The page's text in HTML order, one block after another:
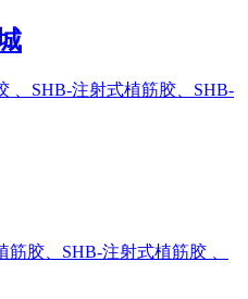
、SHB-注射式植筋胶、SHB-
胶、SHB-注射式植筋胶 、